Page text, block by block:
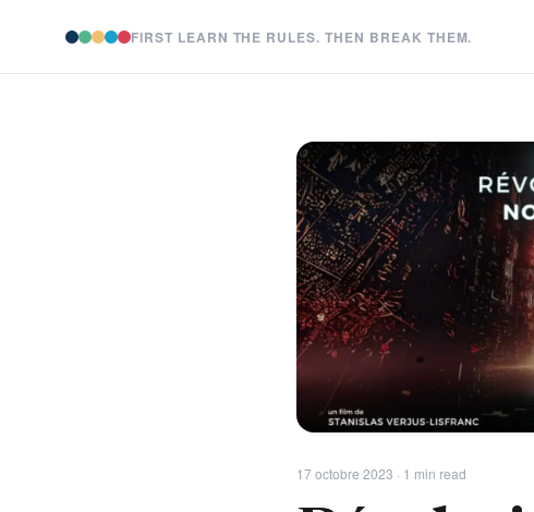
FIRST LEARN THE RULES. THEN BREAK THEM.
17 octobre 2023 · 1 min read